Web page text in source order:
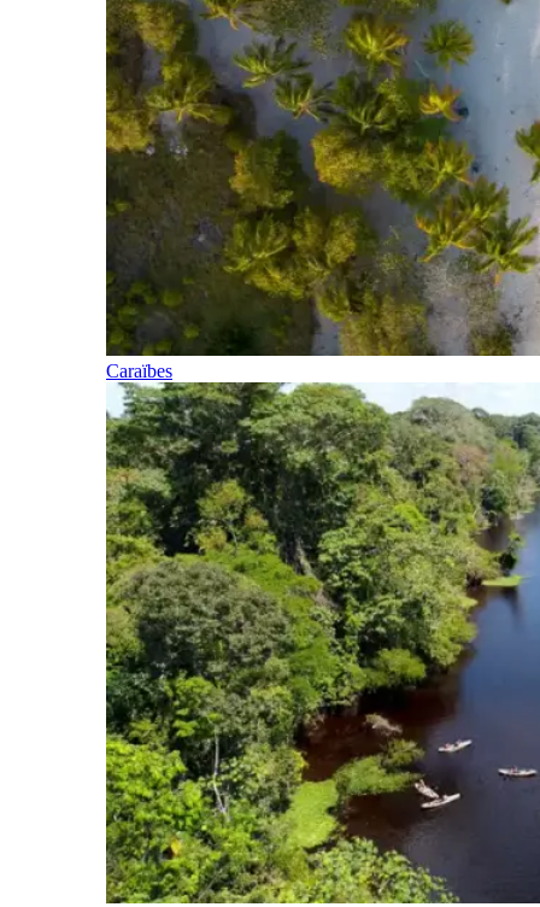
Caraïbes